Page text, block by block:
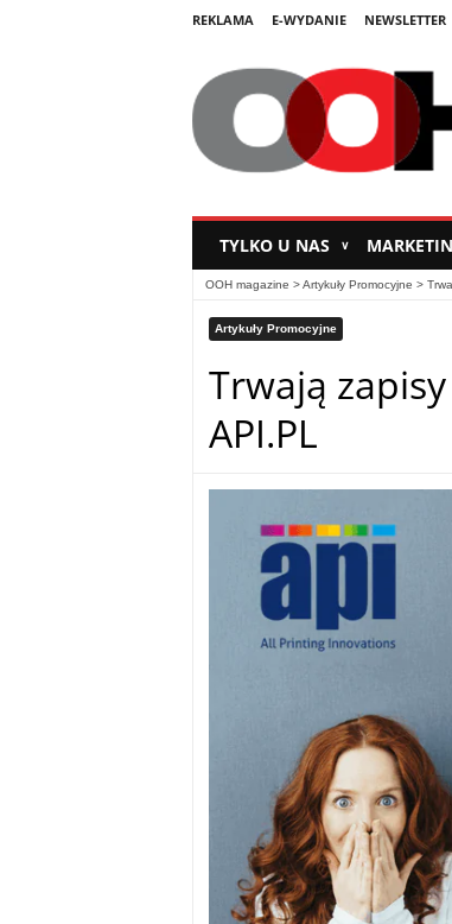
REKLAMA E-WYDANIE NEWSLETTER
TYLKO U NAS ∨
OOH magazine >Artykuły Promocyjne >
Artykuły Promocyjne
Trwają
API.PL